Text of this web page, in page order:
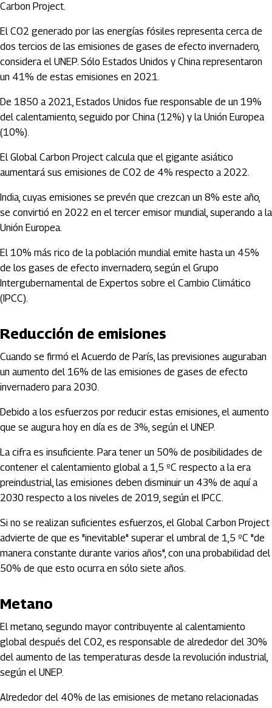
Carbon Project.
El CO2 generado por las energías fósiles representa cerca de
dos tercios de las emisiones de gases de efecto invernadero,
considera el UNEP. Sólo Estados Unidos y China representaron
un 41% de estas emisiones en 2021.
De 1850 a 2021, Estados Unidos fue responsable de un 19%
del calentamiento, seguido por China (12%) y la Unión Europea
(10%).
El Global Carbon Project calcula que el gigante asiático
aumentará sus emisiones de CO2 de 4% respecto a 2022.
India, cuyas emisiones se prevén que crezcan un 8% este año,
se convirtió en 2022 en el tercer emisor mundial, superando a la
Unión Europea.
El 10% más rico de la población mundial emite hasta un 45%
de los gases de efecto invernadero, según el Grupo
Intergubernamental de Expertos sobre el Cambio Climático
(IPCC).
Reducción de emisiones
Cuando se firmó el Acuerdo de París, las previsiones auguraban
un aumento del 16% de las emisiones de gases de efecto
invernadero para 2030.
Debido a los esfuerzos por reducir estas emisiones, el aumento
que se augura hoy en día es de 3%, según el UNEP.
La cifra es insuficiente. Para tener un 50% de posibilidades de
contener el calentamiento global a 1,5 ºC respecto a la era
preindustrial, las emisiones deben disminuir un 43% de aquí a
2030 respecto a los niveles de 2019, según el IPCC.
Si no se realizan suficientes esfuerzos, el Global Carbon Project
advierte de que es "inevitable" superar el umbral de 1,5 ºC "de
manera constante durante varios años", con una probabilidad del
50% de que esto ocurra en sólo siete años.
Metano
El metano, segundo mayor contribuyente al calentamiento
global después del CO2, es responsable de alrededor del 30%
del aumento de las temperaturas desde la revolución industrial,
según el UNEP.
Alrededor del 40% de las emisiones de metano relacionadas